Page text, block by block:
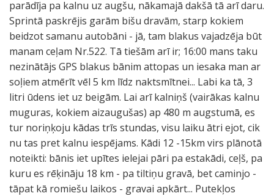
parādīja pa kalnu uz augšu, nākamajā dakšā tā arī daru.
Sprintā paskrējis garām bišu dravām, starp kokiem
beidzot samanu autobāni - jā, tam blakus vajadzēja būt
manam ceļam Nr.522. Tā tiešām arī ir; 16:00 mans taku
nezinātājs GPS blakus bānim attopas un iesaka man ar
soļiem atmērīt vēl 5 km līdz naktsmītnei... Labi ka tā, 3
litri ūdens iet uz beigām. Lai arī kalniņš (vairākas kalnu
muguras, kokiem aizaugušas) ap 480 m augstumā, es
tur noriņķoju kādas trīs stundas, visu laiku ātri ejot, cik
nu tas pret kalnu iespējams. Kādi 12 -15km virs plānotā
noteikti: bānis iet upītes ielejai pāri pa estakādi, ceļš, pa
kuru es rēķināju 18 km - pa tiltiņu gravā, bet caminjo -
tāpat kā romiešu laikos - gravai apkārt... Putekļos